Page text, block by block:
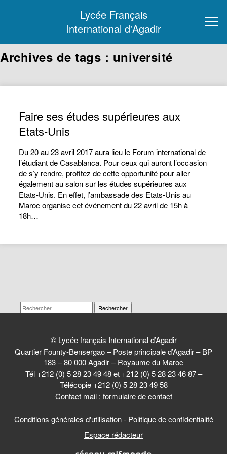
Lycée Français
International d'Agadir
Archives de tags : université
Faire ses études supérieures aux
Etats-Unis
Du 20 au 23 avril 2017 aura lieu le Forum international de
l’étudiant de Casablanca. Pour ceux qui auront l’occasion
de s’y rendre, profitez de cette opportunité pour aller
également au salon sur les études supérieures aux
Etats-Unis. En effet, l’ambassade des Etats-Unis au
Maroc organise cet événement du 22 avril de 15h à
18h…
Rechercher
© Lycée français International d’Agadir
Quartier Founty-Bensergao – Poste principale d’Agadir – BP
183 – 80 000 Agadir – Royaume du Maroc
Tél +212 (0) 5 28 23 49 48 et +212 (0) 5 28 23 46 87 –
Télécopie +212 (0) 5 28 23 49 58
Contact mail : formulaire de contact
Conditions générales d'utilisation- Politique de confidentialité
Espace rédacteur